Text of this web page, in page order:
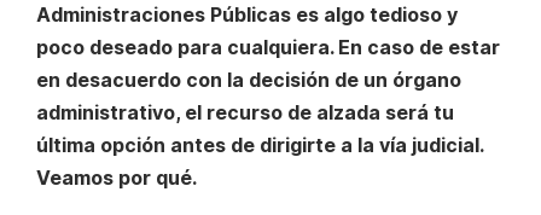
Administraciones Públicas es algo tedioso y
poco deseado para cualquiera. En caso de estar
en desacuerdo con la decisión de un órgano
administrativo, el recurso de alzada será tu
última opción antes de dirigirte a la vía judicial.
Veamos por qué.